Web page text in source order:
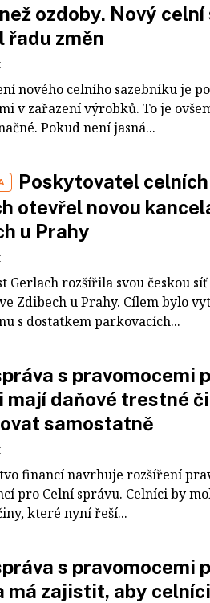
ozdoby. Nový
řadu změn
nového celního sazebníku je
v zařazení výrobků. To je
Pokud není jasná...
Poskytovatel
otevřel novou
u Prahy
Gerlach rozšířila svou českou
Zdibech u Prahy. Cílem bylo
s dostatkem parkovacích...
s pravomocemi
mají daňové trestné
samostatně
financí navrhuje rozšíření
pro Celní správu. Celníci by
které nyní řeší...
s pravomocemi
má zajistit, aby